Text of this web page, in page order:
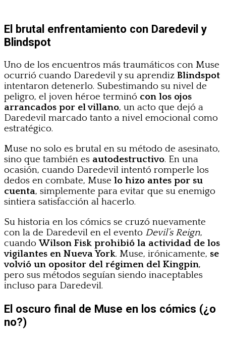
El brutal enfrentamiento con Daredevil y
Blindspot
Uno de los encuentros más traumáticos con Muse
ocurrió cuando Daredevil y su aprendiz Blindspot
intentaron detenerlo. Subestimando su nivel de
peligro, el joven héroe terminó con los ojos
arrancados por el villano, un acto que dejó a
Daredevil marcado tanto a nivel emocional como
estratégico.
Muse no solo es brutal en su método de asesinato,
sino que también es autodestructivo. En una
ocasión, cuando Daredevil intentó romperle los
dedos en combate, Muse lo hizo antes por su
cuenta, simplemente para evitar que su enemigo
sintiera satisfacción al hacerlo.
Su historia en los cómics se cruzó nuevamente
con la de Daredevil en el evento Devil’s Reign,
cuandoWilson Fisk prohibió la actividad de los
vigilantes en Nueva York. Muse, irónicamente, se
volvió un opositor del régimen del Kingpin,
pero sus métodos seguían siendo inaceptables
incluso para Daredevil.
El oscuro final de Muse en los cómics (¿o
no?)